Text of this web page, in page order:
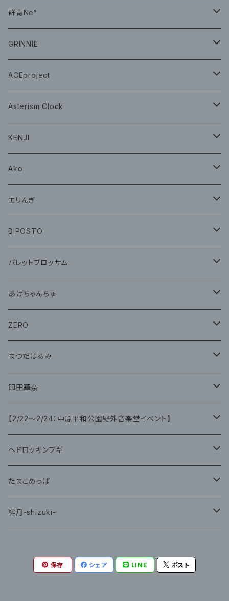
CD
群青Ne°
CD
グッズ
GRINNIE
グッズ
ACEproject
グッズ
CD
Asterism Clock
グッズ
KENJI
グッズ
Ako
グッズ
CD
エリんぎ
グッズ
BIPOSTO
グッズ
パレットブロッサム
CD
グッズ
あげちゃんちゅ
グッズ
ZERO
グッズ
CD
まつだはるみ
CD
グッズ
印田華奈
グッズ
【2/22〜2/24：中原平和公園野外音楽堂イベント】
藤咲ゆみ
ヘドロッキンブギ
CD
たまこめっぱ
グッズ
梓月-shizuki-
保存 シェア LINE ポスト